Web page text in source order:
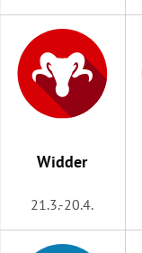
Untermenü
Untermenü
Widder
21.3.-20.4.